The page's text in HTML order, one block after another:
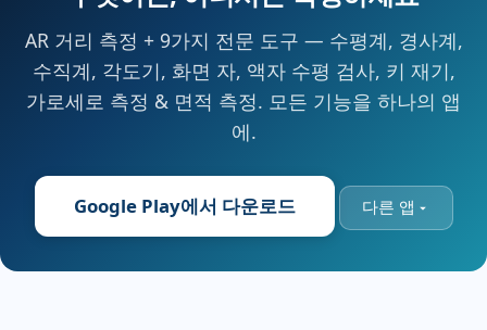
AR 거리 측정 + 9가지 전문 도구 — 수평계, 경사계,
수직계, 각도기, 화면 자, 액자 수평 검사, 키 재기,
가로세로 측정 & 면적 측정. 모든 기능을 하나의 앱
에.
Google Play에서 다운로드 다른 앱